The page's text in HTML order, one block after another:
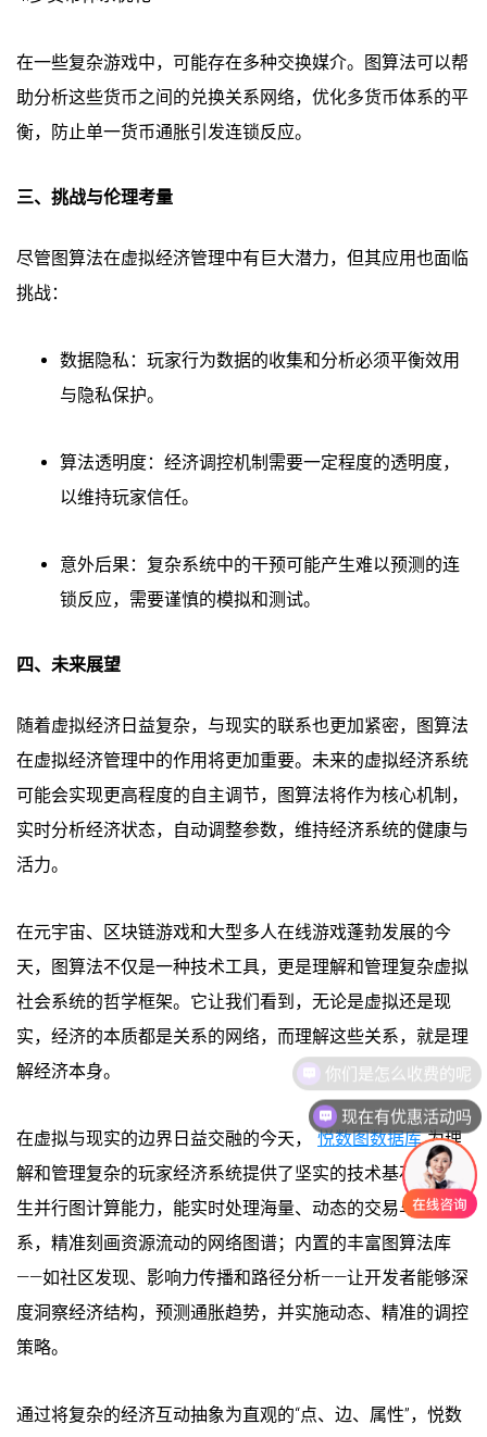
在一些复杂游戏中，可能存在多种交换媒介。图算法可以帮
助分析这些货币之间的兑换关系网络，优化多货币体系的平
衡，防止单一货币通胀引发连锁反应。
三、挑战与伦理考量
尽管图算法在虚拟经济管理中有巨大潜力，但其应用也面临
挑战：
数据隐私：玩家行为数据的收集和分析必须平衡效用
与隐私保护。
算法透明度：经济调控机制需要一定程度的透明度，
以维持玩家信任。
意外后果：复杂系统中的干预可能产生难以预测的连
锁反应，需要谨慎的模拟和测试。
四、未来展望
随着虚拟经济日益复杂，与现实的联系也更加紧密，图算法
在虚拟经济管理中的作用将更加重要。未来的虚拟经济系统
可能会实现更高程度的自主调节，图算法将作为核心机制，
实时分析经济状态，自动调整参数，维持经济系统的健康与
活力。
在元宇宙、区块链游戏和大型多人在线游戏蓬勃发展的今
天，图算法不仅是一种技术工具，更是理解和管理复杂虚拟
社会系统的哲学框架。它让我们看到，无论是虚拟还是现
实，经济的本质都是关系的网络，而理解这些关系，就是理
解经济本身。
在虚拟与现实的边界日益交融的今天， 悦数图数据库 为理
解和管理复杂的玩家经济系统提供了坚实的技术基石。其原
生并行图计算能力，能实时处理海量、动态的交易与社交关
系，精准刻画资源流动的网络图谱；内置的丰富图算法库
——如社区发现、影响力传播和路径分析——让开发者能够深
度洞察经济结构，预测通胀趋势，并实施动态、精准的调控
策略。
通过将复杂的经济互动抽象为直观的“点、边、属性”，悦数
现在有优惠活动吗